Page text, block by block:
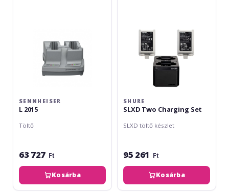
SENNHEISER
L 2015
Töltő
63 727 Ft
Kosárba
SHURE
SLXD Two Charging Set
SLXD töltő készlet
95 261 Ft
Kosárba